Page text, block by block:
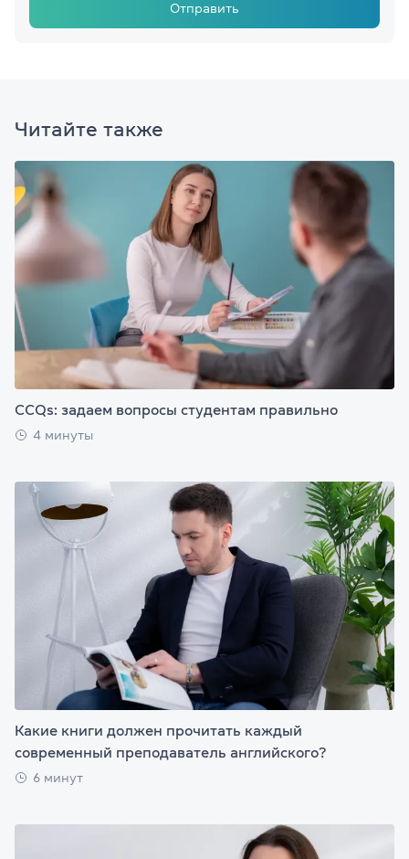
Отправить
Читайте также
CCQs: задаем вопросы студентам правильно
4 минуты
Какие книги должен прочитать каждый
современный преподаватель английского?
6 минут